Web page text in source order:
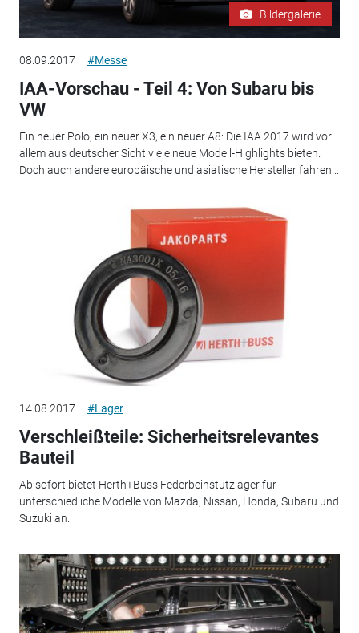
Bildergalerie
08.09.2017 #Messe
IAA-Vorschau - Teil 4: Von Subaru bis
VW
Ein neuer Polo, ein neuer X3, ein neuer A8: Die IAA 2017 wird vor
allem aus deutscher Sicht viele neue Modell-Highlights bieten.
Doch auch andere europäische und asiatische Hersteller fahren...
14.08.2017 #Lager
Verschleißteile: Sicherheitsrelevantes
Bauteil
Ab sofort bietet Herth+Buss Federbeinstützlager für
unterschiedliche Modelle von Mazda, Nissan, Honda, Subaru und
Suzuki an.